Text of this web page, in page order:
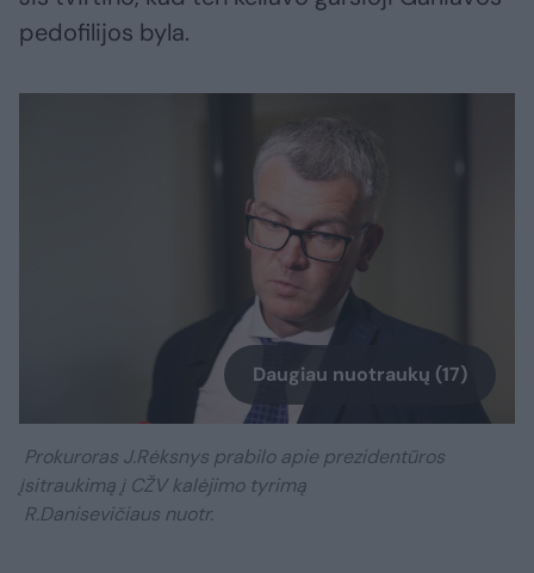
pedofilijos byla.
Daugiau nuotraukų (17)
Prokuroras J.Rėksnys prabilo apie prezidentūros
įsitraukimą į CŽV kalėjimo tyrimą
R.Danisevičiaus nuotr.